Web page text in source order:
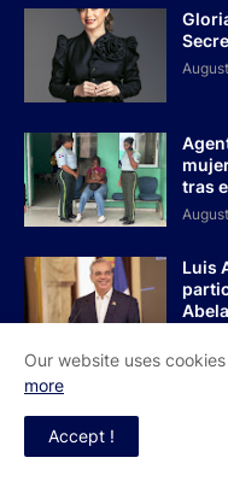
tras
Luis
PUBLICACIONES
Our website uses
more
Accept !